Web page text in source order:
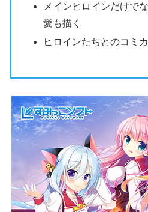
メインヒロインだけで
愛も描く
ヒロインたちとのコミ